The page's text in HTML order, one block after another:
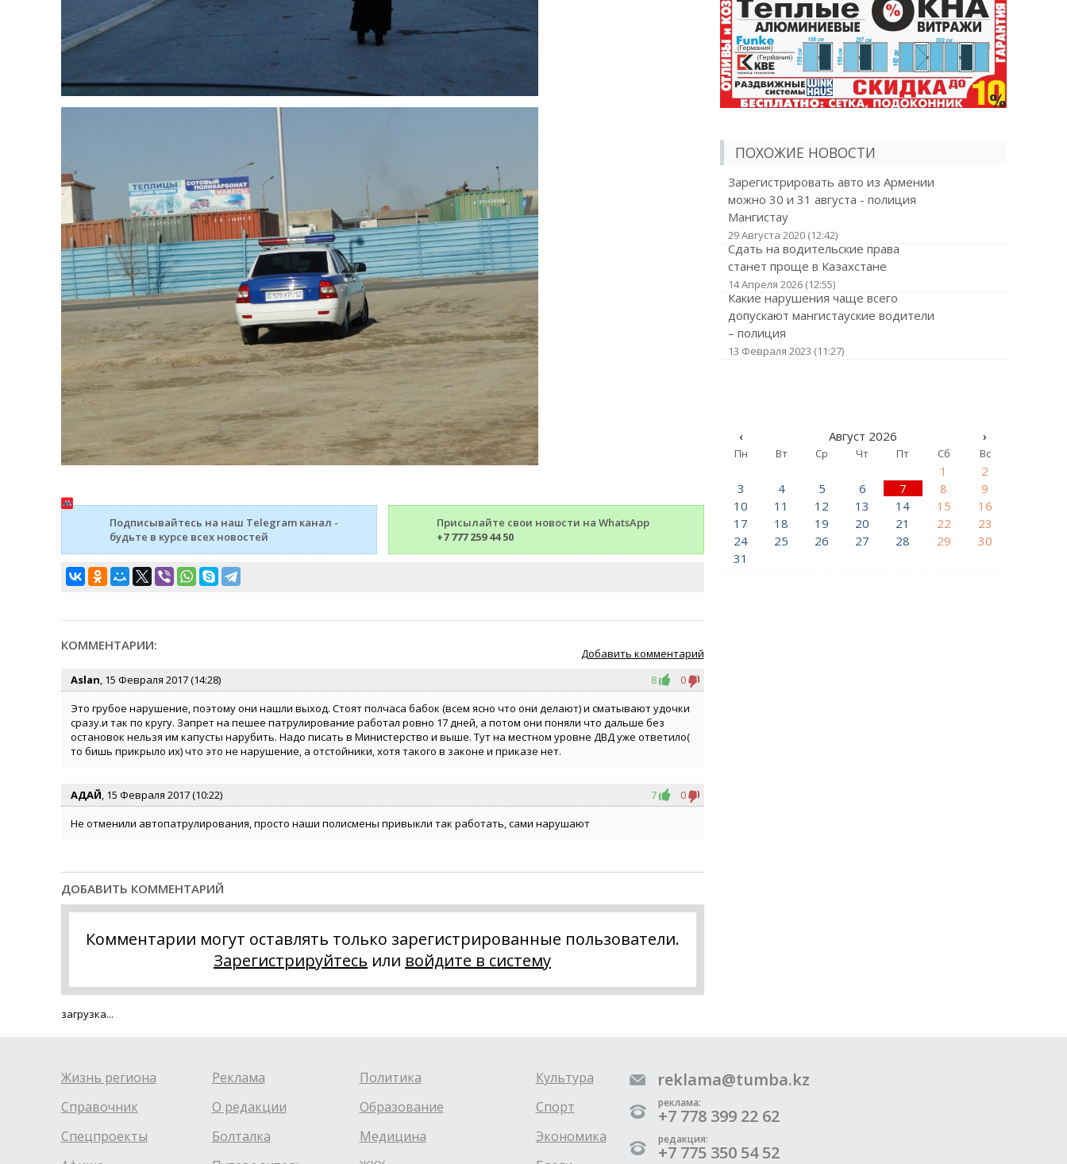
Подписывайтесь на наш Telegram канал -
будьте в курсе всех новостей
Присылайте свои новости на WhatsApp
+7 777 259 44 50
КОММЕНТАРИИ:
Добавить комментарий
Aslan, 15 Февраля 2017 (14:28) 8
0
Это грубое нарушение, поэтому они нашли выход. Стоят полчаса бабок (всем ясно что они делают) и сматывают удочки
сразу.и так по кругу. Запрет на пешее патрулирование работал ровно 17 дней, а потом они поняли что дальше без
остановок нельзя им капусты нарубить. Надо писать в Министерство и выше. Тут на местном уровне ДВД уже ответило(
то бишь прикрыло их) что это не нарушение, а отстойники, хотя такого в законе и приказе нет.
АДАЙ, 15 Февраля 2017 (10:22) 7
0
Не отменили автопатрулирования, просто наши полисмены привыкли так работать, сами нарушают
ДОБАВИТЬ КОММЕНТАРИЙ
Комментарии могут оставлять только зарегистрированные пользователи.
Зарегистрируйтесь или войдите в систему
загрузка...
ПОХОЖИЕ НОВОСТИ
Зарегистрировать авто из Армении
можно 30 и 31 августа - полиция
Мангистау
29 Августа 2020 (12:42)
Сдать на водительские права
станет проще в Казахстане
14 Апреля 2026 (12:55)
Какие нарушения чаще всего
допускают мангистауские водители
– полиция
13 Февраля 2023 (11:27)
‹ Август 2026 ›
Пн Вт Ср Чт Пт Сб Вс
1
2
3
4 5 6 7 8
9
10
11 12 13 14 15
16
17
18 19 20 21 22
23
24
25 26 27 28 29
30
31
Жизнь региона
Справочник
Спецпроекты
Реклама
О редакции
Болталка
Политика
Образование
Медицина
Культура
Спорт
Экономика
reklama@tumba.kz
реклама:
+7 778 399 22 62
редакция:
+7 775 350 54 52